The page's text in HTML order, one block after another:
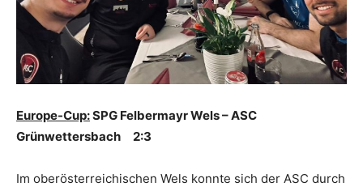
Europe-Cup:SPG Felbermayr Wels – ASC
Grünwettersbach 2:3
Im oberösterreichischen Wels konnte sich der ASC durch